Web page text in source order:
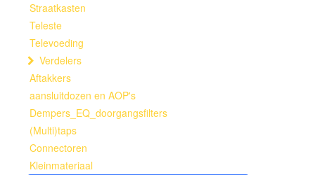
Straatkasten
Teleste
Televoeding
Verdelers
Aftakkers
aansluitdozen en AOP's
Dempers_EQ_doorgangsfilters
(Multi)taps
Connectoren
Kleinmateriaal